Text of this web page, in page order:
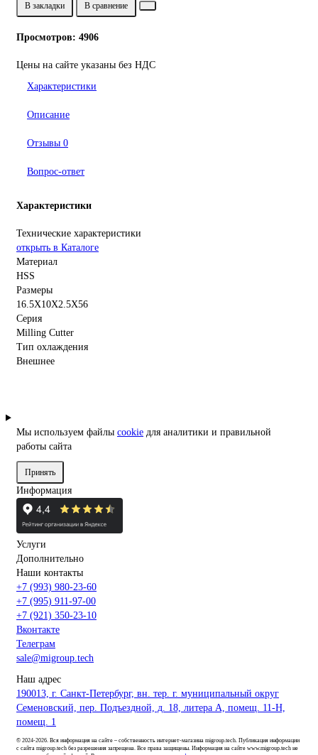
В закладки В сравнение
Просмотров: 4906
Цены на сайте указаны без НДС
Характеристики
Описание
Отзывы 0
Вопрос-ответ
Характеристики
Технические характеристики
открыть в Каталоге
Материал
HSS
Размеры
16.5X10X2.5X56
Серия
Milling Cutter
Тип охлаждения
Внешнее
Мы используем файлы cookie для аналитики и правильной
работы сайта
Принять
Информация
Услуги
Дополнительно
Наши контакты
+7 (993) 980-23-60
+7 (995) 911-97-00
+7 (921) 350-23-10
Вконтакте
Телеграм
sale@migroup.tech
Наш адрес
190013, г. Санкт-Петербург, вн. тер. г. муниципальный округ
Семеновский, пер. Подъездной, д. 18, литера А, помещ. 11-Н,
помещ. 1
© 2024-2026. Вся информация на сайте – собственность интернет-магазина migroup.tech. Публикация информации
с сайта migroup.tech без разрешения запрещена. Все права защищены. Информация на сайте www.migroup.tech не